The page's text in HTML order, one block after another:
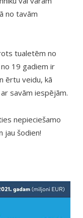
no tavām
tualetēm no
19 gadiem ir
ērtu veidu, kā
savām iespējām.
nepieciešamo
jau šodien!